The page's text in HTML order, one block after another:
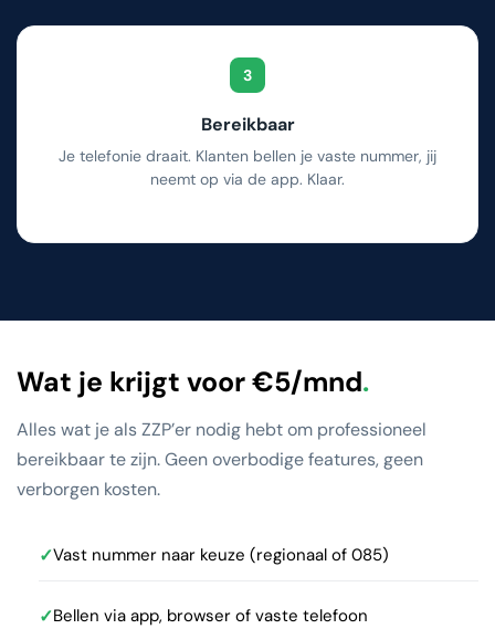
3
Bereikbaar
Je telefonie draait. Klanten bellen je vaste nummer, jij
neemt op via de app. Klaar.
Wat je krijgt voor €5/mnd.
Alles wat je als ZZP’er nodig hebt om professioneel
bereikbaar te zijn. Geen overbodige features, geen
verborgen kosten.
✓Vast nummer naar keuze (regionaal of 085)
✓Bellen via app, browser of vaste telefoon